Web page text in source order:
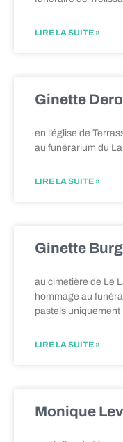
LIRE LA SUITE »
Ginette
en l’église de
au funérarium du
LIRE LA SUITE »
Ginette
au cimetière de Le
hommage au
pastels uniquement
LIRE LA SUITE »
Monique